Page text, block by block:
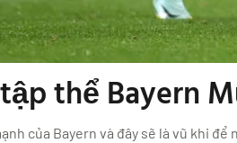
thể Bayern
của Bayern và đây sẽ là vũ khi